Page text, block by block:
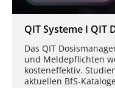
QIT Systeme I QIT
Das QIT
und Meldepflichten
kosteneffektiv.
aktuellen BfS-